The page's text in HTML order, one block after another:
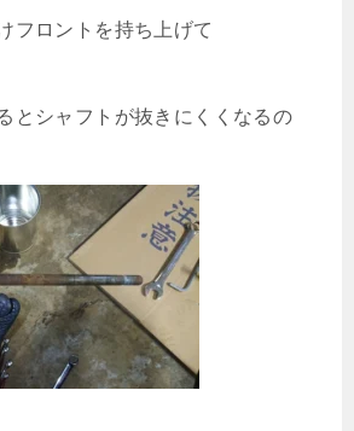
フロントを持ち上げて
とシャフトが抜きにくくなるの